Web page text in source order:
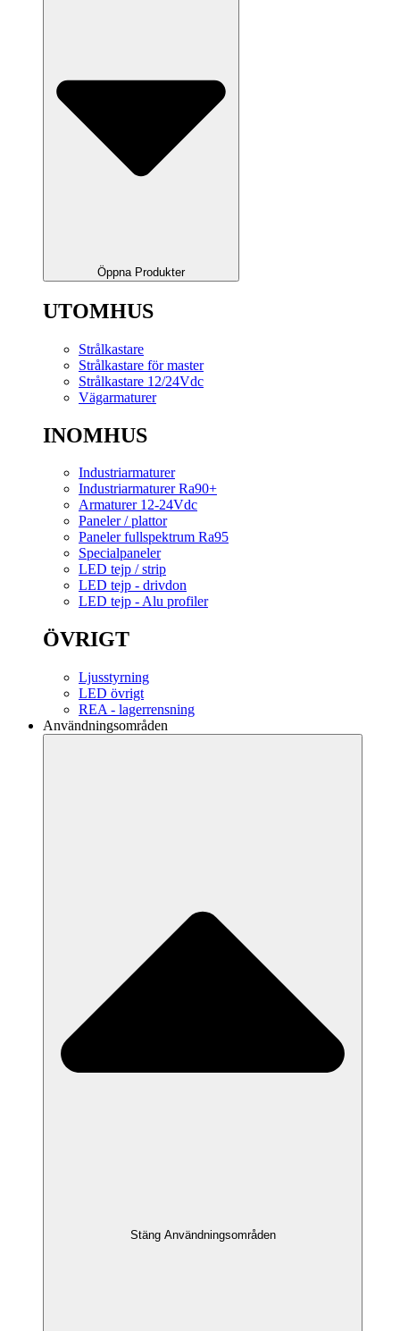
Öppna Produkter
UTOMHUS
Strålkastare
Strålkastare för master
Strålkastare 12/24Vdc
Vägarmaturer
INOMHUS
Industriarmaturer
Industriarmaturer Ra90+
Armaturer 12-24Vdc
Paneler / plattor
Paneler fullspektrum Ra95
Specialpaneler
LED tejp / strip
LED tejp - drivdon
LED tejp - Alu profiler
ÖVRIGT
Ljusstyrning
LED övrigt
REA - lagerrensning
Användningsområden
Stäng Användningsområden